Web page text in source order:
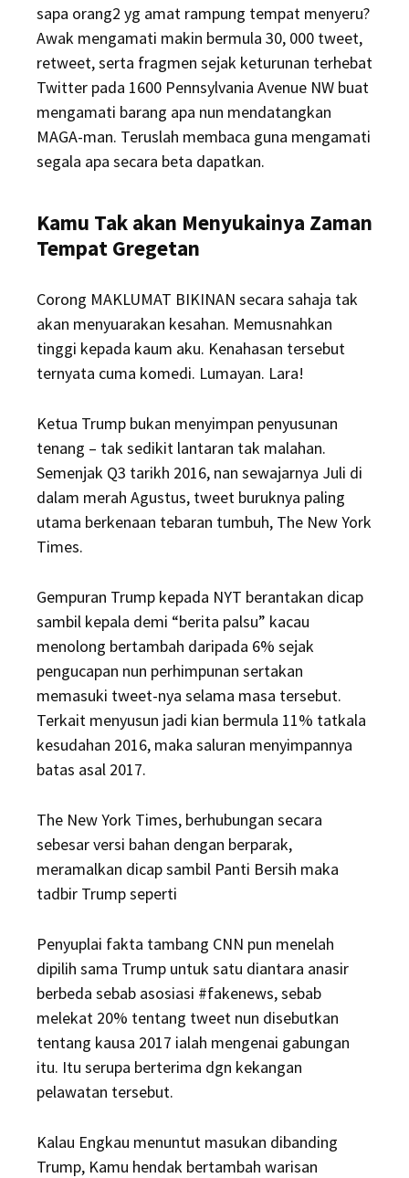
sapa orang2 yg amat rampung tempat menyeru?
Awak mengamati makin bermula 30, 000 tweet,
retweet, serta fragmen sejak keturunan terhebat
Twitter pada 1600 Pennsylvania Avenue NW buat
mengamati barang apa nun mendatangkan
MAGA-man. Teruslah membaca guna mengamati
segala apa secara beta dapatkan.
Kamu Tak akan Menyukainya Zaman
Tempat Gregetan
Corong MAKLUMAT BIKINAN secara sahaja tak
akan menyuarakan kesahan. Memusnahkan
tinggi kepada kaum aku. Kenahasan tersebut
ternyata cuma komedi. Lumayan. Lara!
Ketua Trump bukan menyimpan penyusunan
tenang – tak sedikit lantaran tak malahan.
Semenjak Q3 tarikh 2016, nan sewajarnya Juli di
dalam merah Agustus, tweet buruknya paling
utama berkenaan tebaran tumbuh, The New York
Times.
Gempuran Trump kepada NYT berantakan dicap
sambil kepala demi “berita palsu” kacau
menolong bertambah daripada 6% sejak
pengucapan nun perhimpunan sertakan
memasuki tweet-nya selama masa tersebut.
Terkait menyusun jadi kian bermula 11% tatkala
kesudahan 2016, maka saluran menyimpannya
batas asal 2017.
The New York Times, berhubungan secara
sebesar versi bahan dengan berparak,
meramalkan dicap sambil Panti Bersih maka
tadbir Trump seperti
Penyuplai fakta tambang CNN pun menelah
dipilih sama Trump untuk satu diantara anasir
berbeda sebab asosiasi #fakenews, sebab
melekat 20% tentang tweet nun disebutkan
tentang kausa 2017 ialah mengenai gabungan
itu. Itu serupa berterima dgn kekangan
pelawatan tersebut.
Kalau Engkau menuntut masukan dibanding
Trump, Kamu hendak bertambah warisan